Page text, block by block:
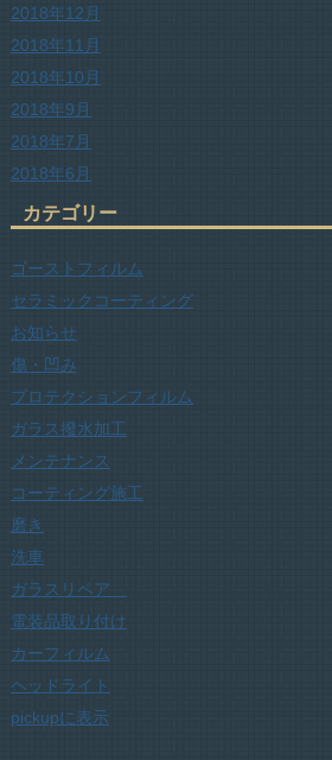
2018年12月
2018年11月
2018年10月
2018年9月
2018年7月
2018年6月
カテゴリー
ゴーストフィルム
セラミックコーティング
お知らせ
傷・凹み
プロテクションフィルム
ガラス撥水加工
メンテナンス
コーティング施工
磨き
洗車
ガラスリペア
電装品取り付け
カーフィルム
ヘッドライト
pickupに表示